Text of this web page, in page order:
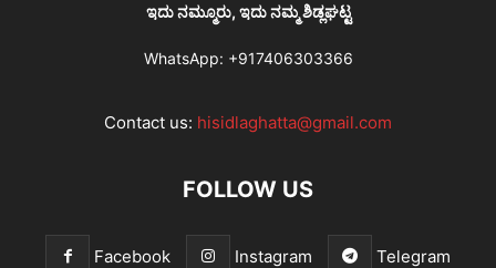
ಇದು ನಮ್ಮೂರು, ಇದು ನಮ್ಮ ಶಿಡ್ಲಘಟ್ಟ
WhatsApp: +917406303366
Contact us: hisidlaghatta@gmail.com
FOLLOW US
Facebook Instagram Telegram